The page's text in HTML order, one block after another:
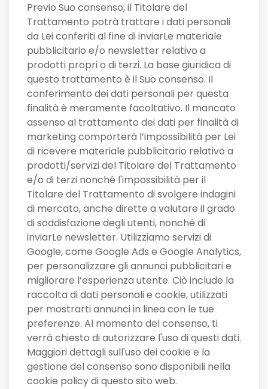
Previo Suo consenso, il Titolare del
Trattamento potrà trattare i dati personali
da Lei conferiti al fine di inviarLe materiale
pubblicitario e/o newsletter relativo a
prodotti propri o di terzi. La base giuridica di
questo trattamento è il Suo consenso. Il
conferimento dei dati personali per questa
finalità è meramente facoltativo. Il mancato
assenso al trattamento dei dati per finalità di
marketing comporterà l’impossibilità per Lei
di ricevere materiale pubblicitario relativo a
prodotti/servizi del Titolare del Trattamento
e/o di terzi nonché l'impossibilità per il
Titolare del Trattamento di svolgere indagini
di mercato, anche dirette a valutare il grado
di soddisfazione degli utenti, nonché di
inviarLe newsletter. Utilizziamo servizi di
Google, come Google Ads e Google Analytics,
per personalizzare gli annunci pubblicitari e
migliorare l’esperienza utente. Ciò include la
raccolta di dati personali e cookie, utilizzati
per mostrarti annunci in linea con le tue
preferenze. Al momento del consenso, ti
verrà chiesto di autorizzare l'uso di questi dati.
Maggiori dettagli sull'uso dei cookie e la
gestione del consenso sono disponibili nella
cookie policy di questo sito web.